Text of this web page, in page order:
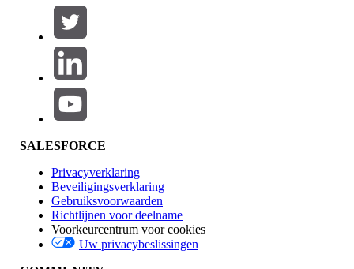
Productgebied
Invloed op functies
Edition
SALESFORCE
Privacyverklaring
Beveiligingsverklaring
Gebruiksvoorwaarden
Richtlijnen voor deelname
Voorkeurcentrum voor cookies
Uw privacybeslissingen